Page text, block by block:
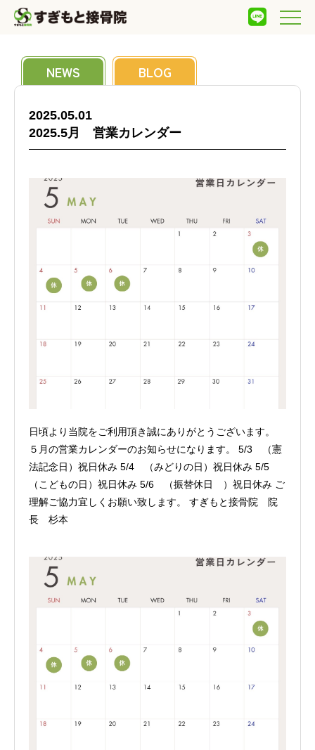

NEWS BLOG
2025.05.01
2025.5月 営業カレンダー
日頃より当院をご利用頂き誠にありがとうございます。
５月の営業カレンダーのお知らせになります。 5/3 （憲
法記念日）祝日休み 5/4 （みどりの日）祝日休み 5/5
（こどもの日）祝日休み 5/6 （振替休日 ）祝日休み ご
理解ご協力宜しくお願い致します。 すぎもと接骨院 院
長 杉本